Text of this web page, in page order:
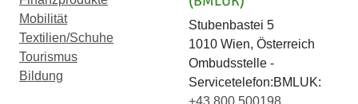
Mobilität
Textilien/Schuhe
Tourismus
Bildung
Stubenbastei 5
1010 Wien, Österreich
Ombudsstelle -
Servicetelefon:BMLUK:
+43 800 500198